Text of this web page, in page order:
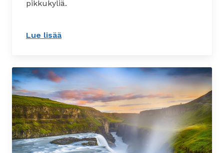
pikkukyliä.
Lue lisää: Suomeksi opastettu Etelärannikon